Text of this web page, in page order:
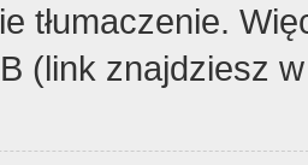
tłumaczenie.
(link znajdziesz